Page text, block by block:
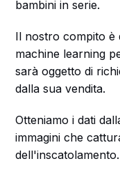
bambini in serie.
Il nostro compito è
machine learning
sarà oggetto di
dalla sua vendita.
Otteniamo i dati
immagini che
dell'inscatolamento.